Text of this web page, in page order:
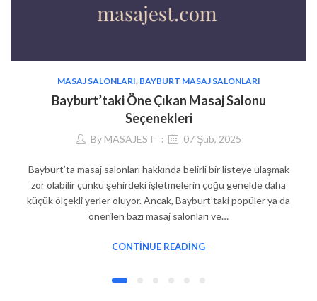
MASAJ SALONLARI BAYBURT MASAJ SALONLARI
Bayburt’taki Öne Çıkan Masaj Salonu
Seçenekleri
By MASAJEST 07 Şub, 2025
Bayburt’ta masaj salonları hakkında belirli bir listeye ulaşmak
zor olabilir çünkü şehirdeki işletmelerin çoğu genelde daha
küçük ölçekli yerler oluyor. Ancak, Bayburt’taki popüler ya da
önerilen bazı masaj salonları ve…
CONTINUE READING